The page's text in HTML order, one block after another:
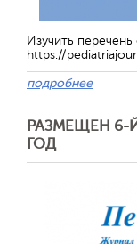
Изучить
https://
подробнее
РАЗМЕЩЕН 6-
ГОД